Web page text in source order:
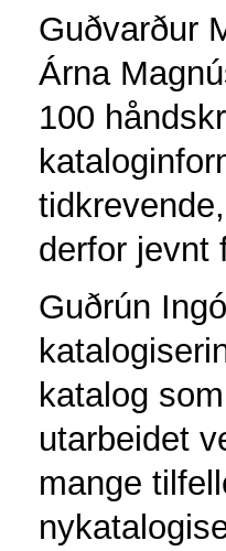
Guðvarður
Árna
100
derfor jevnt
Guðrún
katalog
utarbeidet
mange